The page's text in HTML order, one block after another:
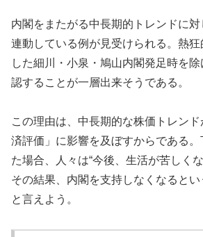
内閣をまたがる中長期的トレンドに
連動している例が見受けられる。熱
した細川・小泉・鳩山内閣発足時を
認することが一層出来そうである。
この理由は、中長期的な株価トレン
済評価」に影響を及ぼすからである
た場合、人々は“今後、生活が苦しくな
その結果、内閣を支持しなくなると
と言えよう。